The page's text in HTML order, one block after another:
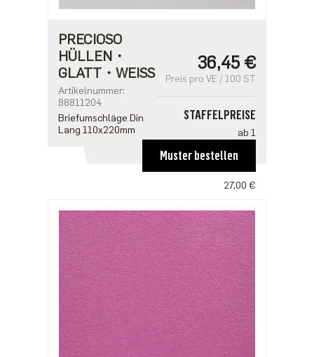
PRECIOSO
HÜLLEN・
GLATT・WEISS
Artikelnummer:
88811204
Briefumschläge Din
Lang 110x220mm
36,45 €
Preis pro VE / 100 ST
STAFFELPREISE
ab 1
36,45 €
27,00 €
Muster bestellen